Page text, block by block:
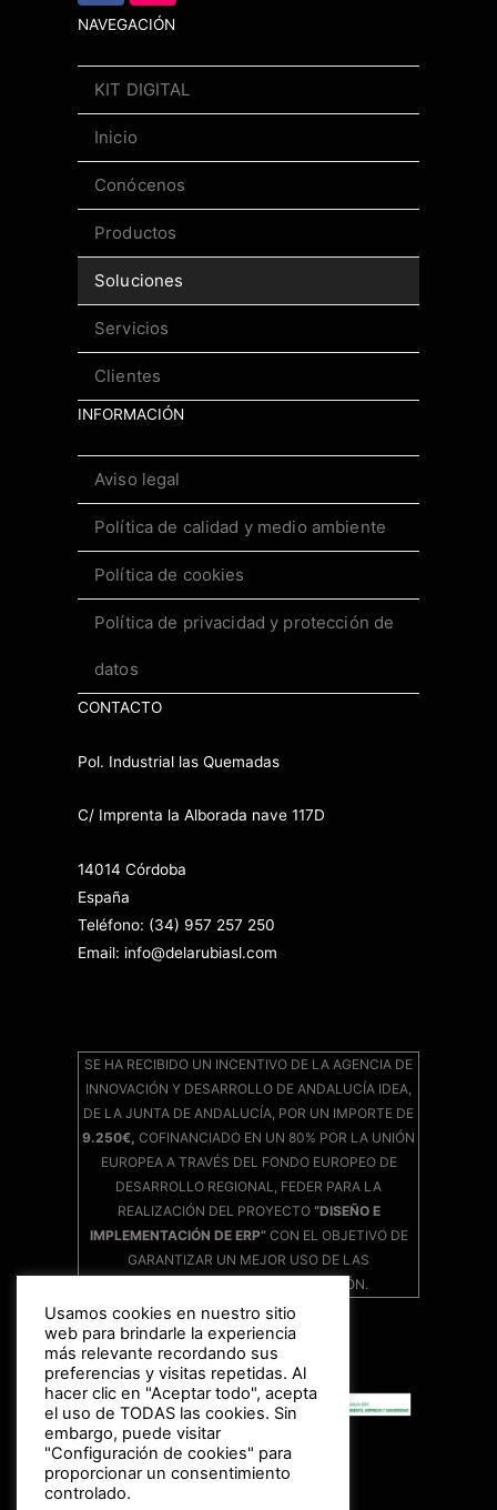
Usamos cookies en nuestro sitio
web para brindarle la experiencia
más relevante recordando sus
preferencias y visitas repetidas. Al
hacer clic en "Aceptar todo", acepta
el uso de TODAS las cookies. Sin
embargo, puede visitar
"Configuración de cookies" para
proporcionar un consentimiento
controlado.
NAVEGACIÓN
KIT DIGITAL
Inicio
Conócenos
Productos
Soluciones
Servicios
Clientes
INFORMACIÓN
Aviso legal
Política de calidad y medio ambiente
Política de cookies
Política de privacidad y protección de
datos
CONTACTO
Pol. Industrial las Quemadas
C/ Imprenta la Alborada nave 117D
14014 Córdoba
España
Teléfono: (34) 957 257 250
Email: info@delarubiasl.com
SE HA RECIBIDO UN INCENTIVO DE LA AGENCIA DE
INNOVACIÓN Y DESARROLLO DE ANDALUCÍA IDEA,
DE LA JUNTA DE ANDALUCÍA, POR UN IMPORTE DE
9.250€, COFINANCIADO EN UN 80% POR LA UNIÓN
EUROPEA A TRAVÉS DEL FONDO EUROPEO DE
DESARROLLO REGIONAL, FEDER PARA LA
REALIZACIÓN DEL PROYECTO “DISEÑO E
IMPLEMENTACIÓN DE ERP”CON EL OBJETIVO DE
GARANTIZAR UN MEJOR USO DE LAS
TECNOLOGÍAS DE LA INFORMACIÓN.